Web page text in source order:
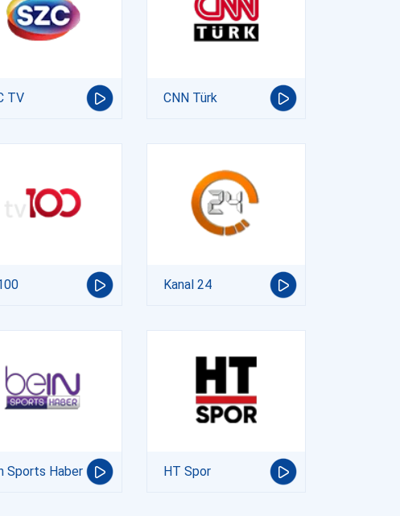
TV CNN Türk
Kanal 24
Sports Haber HT Spor